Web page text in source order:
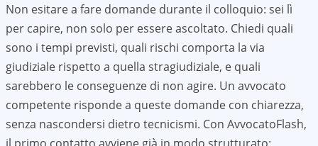
Non esitare a fare domande durante il colloquio: sei lì
per capire, non solo per essere ascoltato. Chiedi quali
sono i tempi previsti, quali rischi comporta la via
giudiziale rispetto a quella stragiudiziale, e quali
sarebbero le conseguenze di non agire. Un avvocato
competente risponde a queste domande con chiarezza,
senza nascondersi dietro tecnicismi. Con AvvocatoFlash,